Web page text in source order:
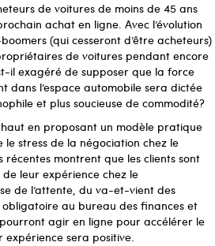
de voitures de moins de 45 ans
achat en ligne. Avec l’évolution
(qui cesseront d’être acheteurs)
de voitures pendant encore
il exagéré de supposer que la force
dans l’espace automobile sera dictée
et plus soucieuse de commodité?
en proposant un modèle pratique
stress de la négociation chez le
récentes montrent que les clients sont
leur expérience chez le
de l’attente, du va-et-vient des
au bureau des finances et
pourront agir en ligne pour accélérer le
expérience sera positive.